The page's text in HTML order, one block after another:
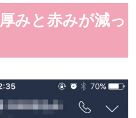
みと赤みが減っ